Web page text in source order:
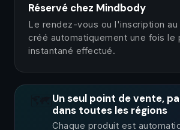
Réservé chez Mindbody
Le rendez-vous ou l'inscription
créé automatiquement une fois le
instantané effectué.
Un seul point de vente,
dans toutes les régions
Chaque produit est